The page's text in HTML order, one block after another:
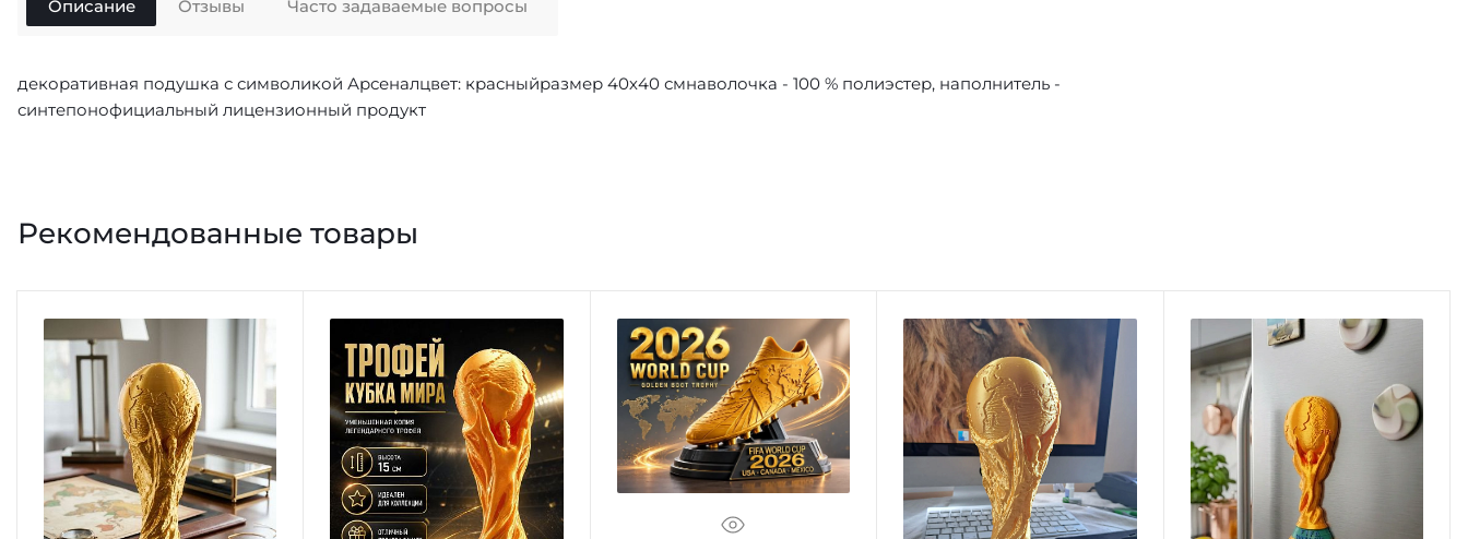
Описание
декоративная подушка с символикой Арсеналцвет: красныйразмер 40х40 смнаволочка - 100 % полиэстер, наполнитель -
синтепонофициальный лицензионный продукт
Отзывы Часто задаваемые вопросы
Рекомендованные товары